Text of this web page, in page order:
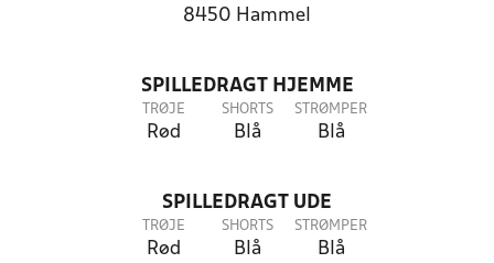
8450 Hammel
SPILLEDRAGT HJEMME
TRØJE
Rød
SHORTS
Blå
STRØMPER
Blå
SPILLEDRAGT UDE
TRØJE
Rød
SHORTS
Blå
STRØMPER
Blå